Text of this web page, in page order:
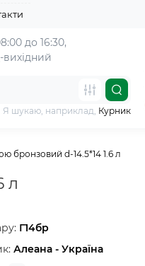
до 16:30,
Я шукаю, наприклад, Курник
бронзовий d-14.5*14 1.6 л
л
Г14бр
Алеана - Україна